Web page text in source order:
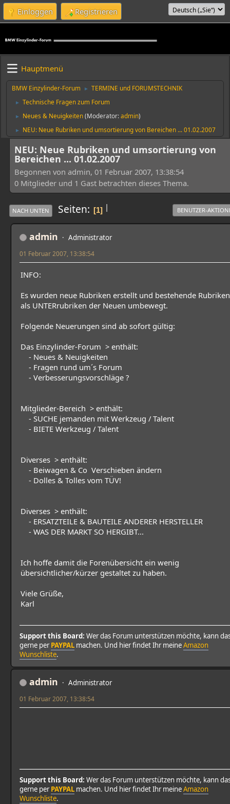
Einloggen Registrieren
Hauptmenü
BMW Einzylinder-Forum ► TERMINE und FORUMSTECHNIK
► Technische Fragen zum Forum
► Neues & Neuigkeiten(Moderator:admin)
► NEU: Neue Rubriken und umsortierung von Bereichen ... 01.02.2007
NEU: Neue Rubriken und umsortierung von
Bereichen ... 01.02.2007
Begonnen von admin, 01 Februar 2007, 13:38:54
0 Mitglieder und 1 Gast betrachten dieses Thema.
|
NACH UNTEN Seiten 1 BENUTZER-
admin Administrator
01 Februar 2007, 13:38:54
INFO:
Es wurden neue Rubriken erstellt und bestehende Rubriken
als UNTERrubriken der Neuen umbewegt.
Folgende Neuerungen sind ab sofort gültig:
Das Einzylinder-Forum > enthält:
- Neues & Neuigkeiten
- Fragen rund um´s Forum
- Verbesserungsvorschläge ?
Mitglieder-Bereich > enthält:
- SUCHE jemanden mit Werkzeug / Talent
- BIETE Werkzeug / Talent
Diverses > enthält:
- Beiwagen & Co Verschieben ändern
- Dolles & Tolles vom TÜV!
Diverses > enthält:
- ERSATZTEILE & BAUTEILE ANDERER HERSTELLER
- WAS DER MARKT SO HERGIBT...
Ich hoffe damit die Forenübersicht ein wenig
übersichtlicher/kürzer gestaltet zu haben.
Viele Grüße,
Karl
Support this Board: Wer das Forum unterstützen möchte, kann
gerne perPAYPAL machen. Und hier findet Ihr meineAmazon
Wunschliste.
admin Administrator
01 Februar 2007, 13:38:54
Support this Board: Wer das Forum unterstützen möchte, kann
gerne perPAYPAL machen. Und hier findet Ihr meineAmazon
Wunschliste.